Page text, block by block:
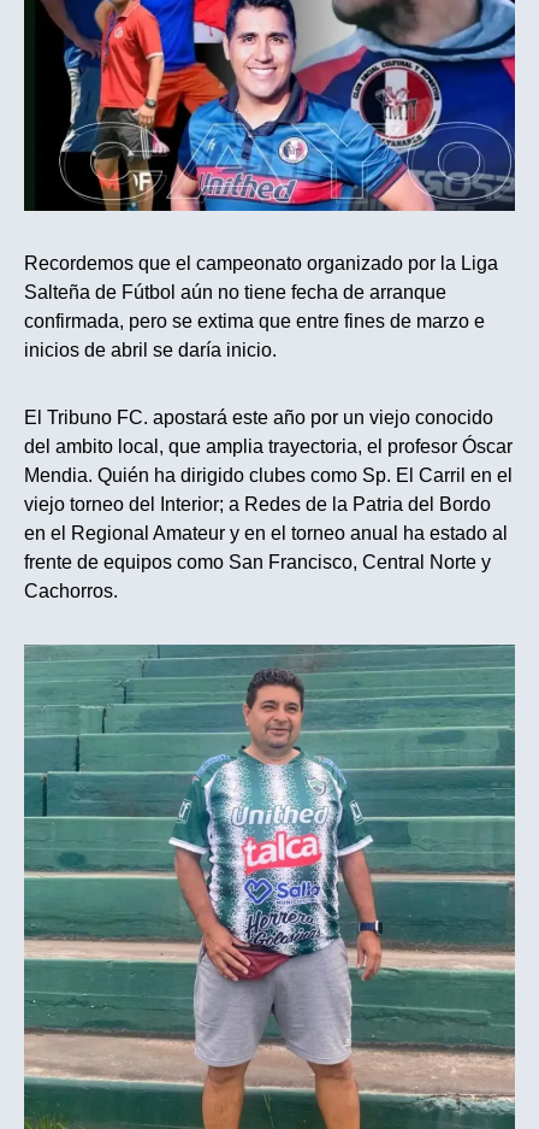
Recordemos que el campeonato organizado por la Liga
Salteña de Fútbol aún no tiene fecha de arranque
confirmada, pero se extima que entre fines de marzo e
inicios de abril se daría inicio.
El Tribuno FC. apostará este año por un viejo conocido
del ambito local, que amplia trayectoria, el profesor Óscar
Mendia. Quién ha dirigido clubes como Sp. El Carril en el
viejo torneo del Interior; a Redes de la Patria del Bordo
en el Regional Amateur y en el torneo anual ha estado al
frente de equipos como San Francisco, Central Norte y
Cachorros.